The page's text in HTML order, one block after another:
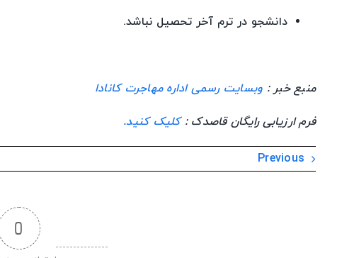
دانشجو در ترم آخر تحصیل نباشد.
منبع خبر : وبسایت رسمی اداره مهاجرت کانادا
فرم ارزیابی رایگان قاصدک : کلیک کنید.
Previous
0